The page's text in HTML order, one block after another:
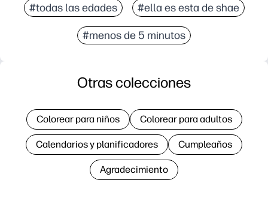
#todas las edades #ella es esta de shae
#menos de 5 minutos
Otras colecciones
Colorear para niños Colorear para adultos
Calendarios y planificadores Cumpleaños
Agradecimiento